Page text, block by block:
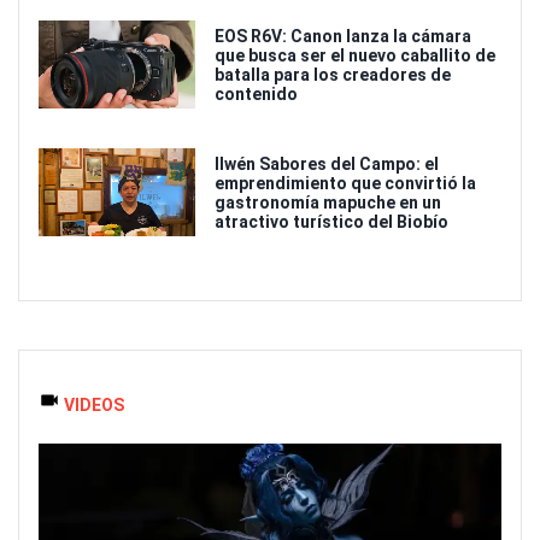
EOS R6V: Canon lanza la cámara
que busca ser el nuevo caballito de
batalla para los creadores de
contenido
Ilwén Sabores del Campo: el
emprendimiento que convirtió la
gastronomía mapuche en un
atractivo turístico del Biobío
VIDEOS